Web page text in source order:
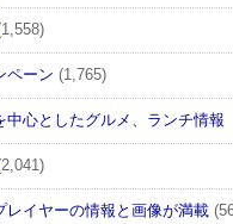
ペーン (1,765)
心としたグルメ、ランチ情報
レイヤーの情報と画像が満載